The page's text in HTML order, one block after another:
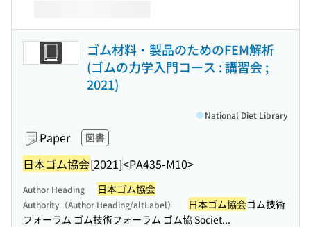
ゴム材料・製品のためのFEM解析
(ゴムの力学入門コース : 講習会 ;
2021)
Paper 図書
日本ゴム協会[2021]<PA435-M10>
National Diet Library
Author Heading 日本ゴム協会
Authority（Author Heading/altLabel） 日本ゴム協会ゴム技術
フォーラム ゴム技術フォーラム ゴム協 Societ...